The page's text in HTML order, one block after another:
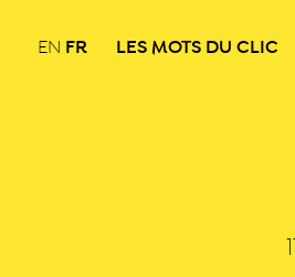
EN FR LES MOTS DU CLIC